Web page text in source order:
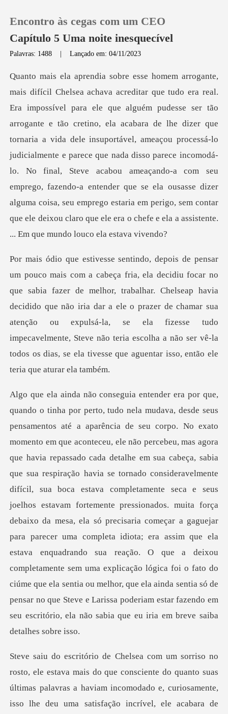
0
Baixar App
Encontro às cegas com um CEO
Capítulo 5 Uma noite inesquecível
Palavras: 1488 |Lançado em: 04/11/2023
ara de lhe dizer que
tornaria a vida dele insuportável, ameaçou processá-lo
judicialmente e parece que nada disso parece incomodá-
lo. No final, Steve acabou ameaçando-a com seu
emprego, fazendo-
, trabalhar. Chelseap havia
decidido que não iria dar a ele o prazer de chamar sua
atenção ou expulsá-la, se ela fizesse tudo
impecave
a respiração havia se tornado consideravelmente
difícil, sua boca estava completamente seca e seus
joelhos estavam fortemente pressionados. muita força
debaixo da mesa, ela só precisaria começar a gaguejar
para parecer uma completa idiota; era assim que ela
estava enquadrand
a haviam incomodado e, curiosamente,
isso lhe deu uma satisfação incrível, ele acabara de